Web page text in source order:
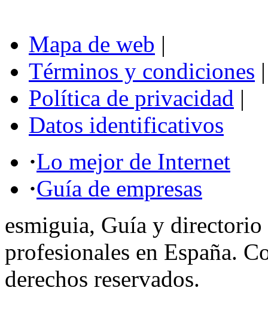
Mapa de web |
Términos y condiciones |
Política de privacidad |
Datos identificativos
·Lo mejor de Internet
·Guía de empresas
esmiguia, Guía y directorio
profesionales en España.
derechos reservados.